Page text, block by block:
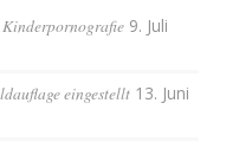
Kinderpornografie 9. Juli
eingestellt 13. Juni